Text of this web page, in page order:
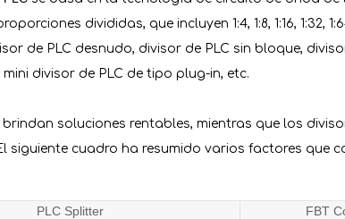
divididas, que incluyen 1:4, 1:8, 1:16, 1:32,
de PLC desnudo, divisor de PLC sin bloque,
divisor de PLC de tipo plug-in, etc.
soluciones rentables, mientras que los
siguiente cuadro ha resumido varios factores que
PLC Splitter
FBT